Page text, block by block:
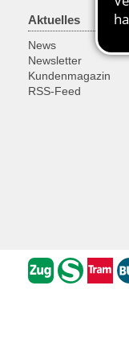
Aktuelles
News
Newsletter
Kundenmagazin
RSS-Feed